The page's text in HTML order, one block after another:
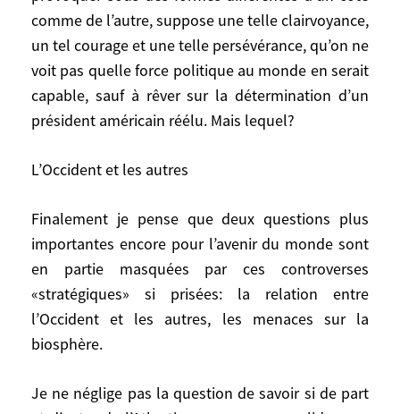
comme de l’autre, suppose une telle clairvoyance,
un tel courage et une telle persévérance, qu’on ne
voit pas quelle force politique au monde en serait
capable, sauf à rêver sur la détermination d’un
président américain réélu. Mais lequel?
L’Occident et les autres
Finalement je pense que deux questions plus
importantes encore pour l’avenir du monde sont
en partie masquées par ces controverses
«stratégiques» si prisées: la relation entre
l’Occident et les autres, les menaces sur la
biosphère.
Je ne néglige pas la question de savoir si de part
même qui, pour être réélu, recentre son
action et écarte Rumsfeld et les néo-
conservateurs. En Europe, on peut
imaginer qu’après quelques angoisses et
quelques retouches, le traité
cinq Etats membres de l’Union. L’Union
quelques pays européens plus volontaires
progressent dans des domaines nouveaux,
par exemple la défense. Le terrorisme
islamique n’est pas éradiqué mais s’épuise
peu à peu, faute de résultat marquant. Les
modernistes arabes et musulmans
la courageuse décision de Mohamed VI,